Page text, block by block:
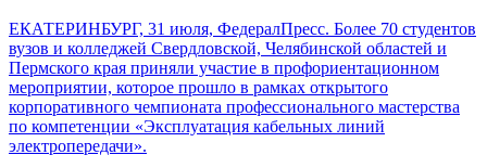
ЕКАТЕРИНБУРГ, 31 июля, ФедералПресс. Более 70 студентов
вузов и колледжей Свердловской, Челябинской областей и
Пермского края приняли участие в профориентационном
мероприятии, которое прошло в рамках открытого
корпоративного чемпионата профессионального мастерства
по компетенции «Эксплуатация кабельных линий
электропередачи».